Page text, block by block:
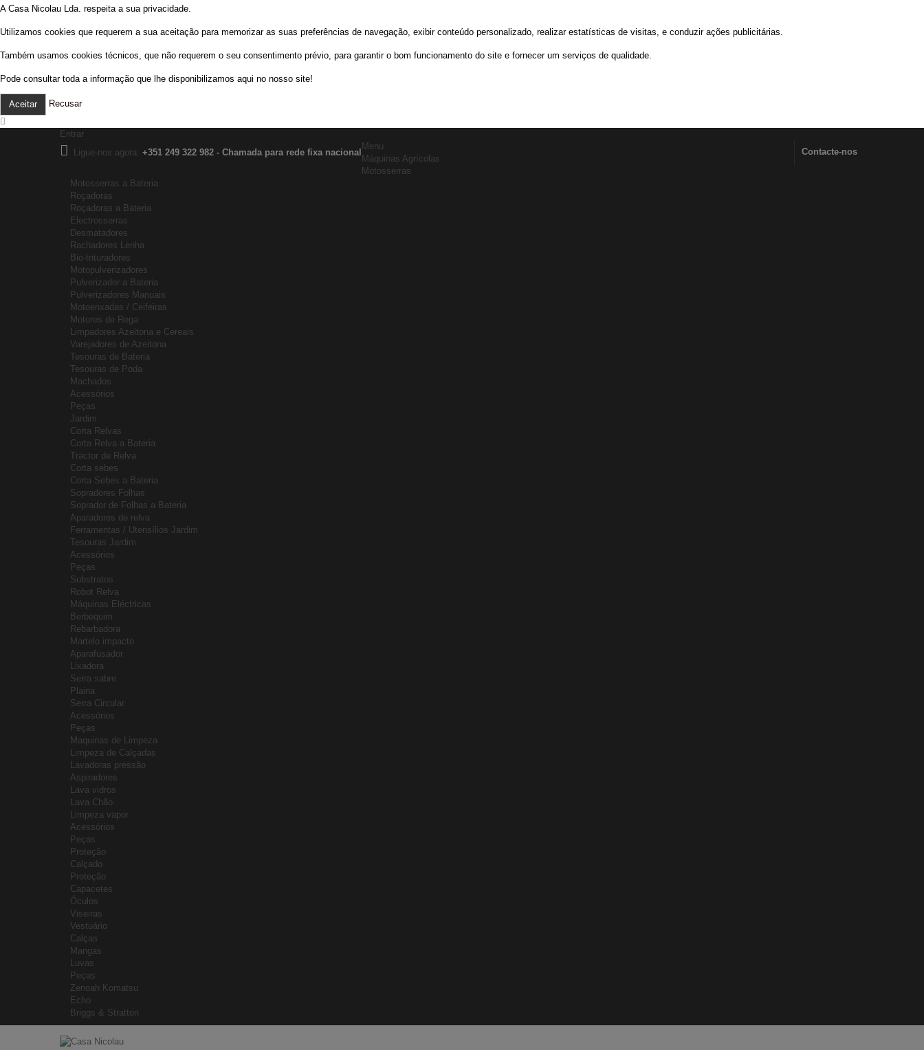
A Casa Nicolau Lda. respeita a sua privacidade.
Utilizamos cookies que requerem a sua aceitação para memorizar as suas preferências de navegação, exibir conteúdo personalizado, realizar estatísticas de visitas, e conduzir ações publicitárias.
Também usamos cookies técnicos, que não requerem o seu consentimento prévio, para garantir o bom funcionamento do site e fornecer um serviços de qualidade.
Pode consultar toda a informação que lhe disponibilizamos aqui no nosso site!
Aceitar Recusar
Entrar
Contacte-nos
Ligue-nos agora: +351 249 322 982 - Chamada para rede fixa nacional
Menu
Máquinas Agrícolas
Motosserras
Motosserras a Bateria
Roçadoras
Roçadoras a Bateria
Electrosserras
Desmatadores
Rachadores Lenha
Bio-trituradores
Motopulverizadores
Pulverizador a Bateria
Pulverizadores Manuais
Motoenxadas / Ceifeiras
Motores de Rega
Limpadores Azeitona e Cereais
Varejadores de Azeitona
Tesouras de Bateria
Tesouras de Poda
Machados
Acessórios
Peças
Jardim
Corta Relvas
Corta Relva a Bateria
Tractor de Relva
Corta sebes
Corta Sebes a Bateria
Sopradores Folhas
Soprador de Folhas a Bateria
Aparadores de relva
Ferramentas / Utensílios Jardim
Tesouras Jardim
Acessórios
Peças
Substratos
Robot Relva
Máquinas Eléctricas
Berbequim
Rebarbadora
Martelo impacto
Aparafusador
Lixadora
Serra sabre
Plaina
Serra Circular
Acessórios
Peças
Maquinas de Limpeza
Limpeza de Calçadas
Lavadoras pressão
Aspiradores
Lava vidros
Lava Chão
Limpeza vapor
Acessórios
Peças
Proteção
Calçado
Proteção
Capacetes
Óculos
Viseiras
Vestuário
Calças
Mangas
Luvas
Peças
Zenoah Komatsu
Echo
Briggs & Stratton